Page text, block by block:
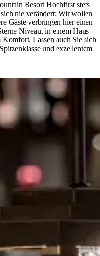
Resort Hochfirst stets
nie verändert: Wir wollen
Gäste verbringen hier einen
Niveau, in einem Haus
Lassen auch Sie sich
und exzellentem